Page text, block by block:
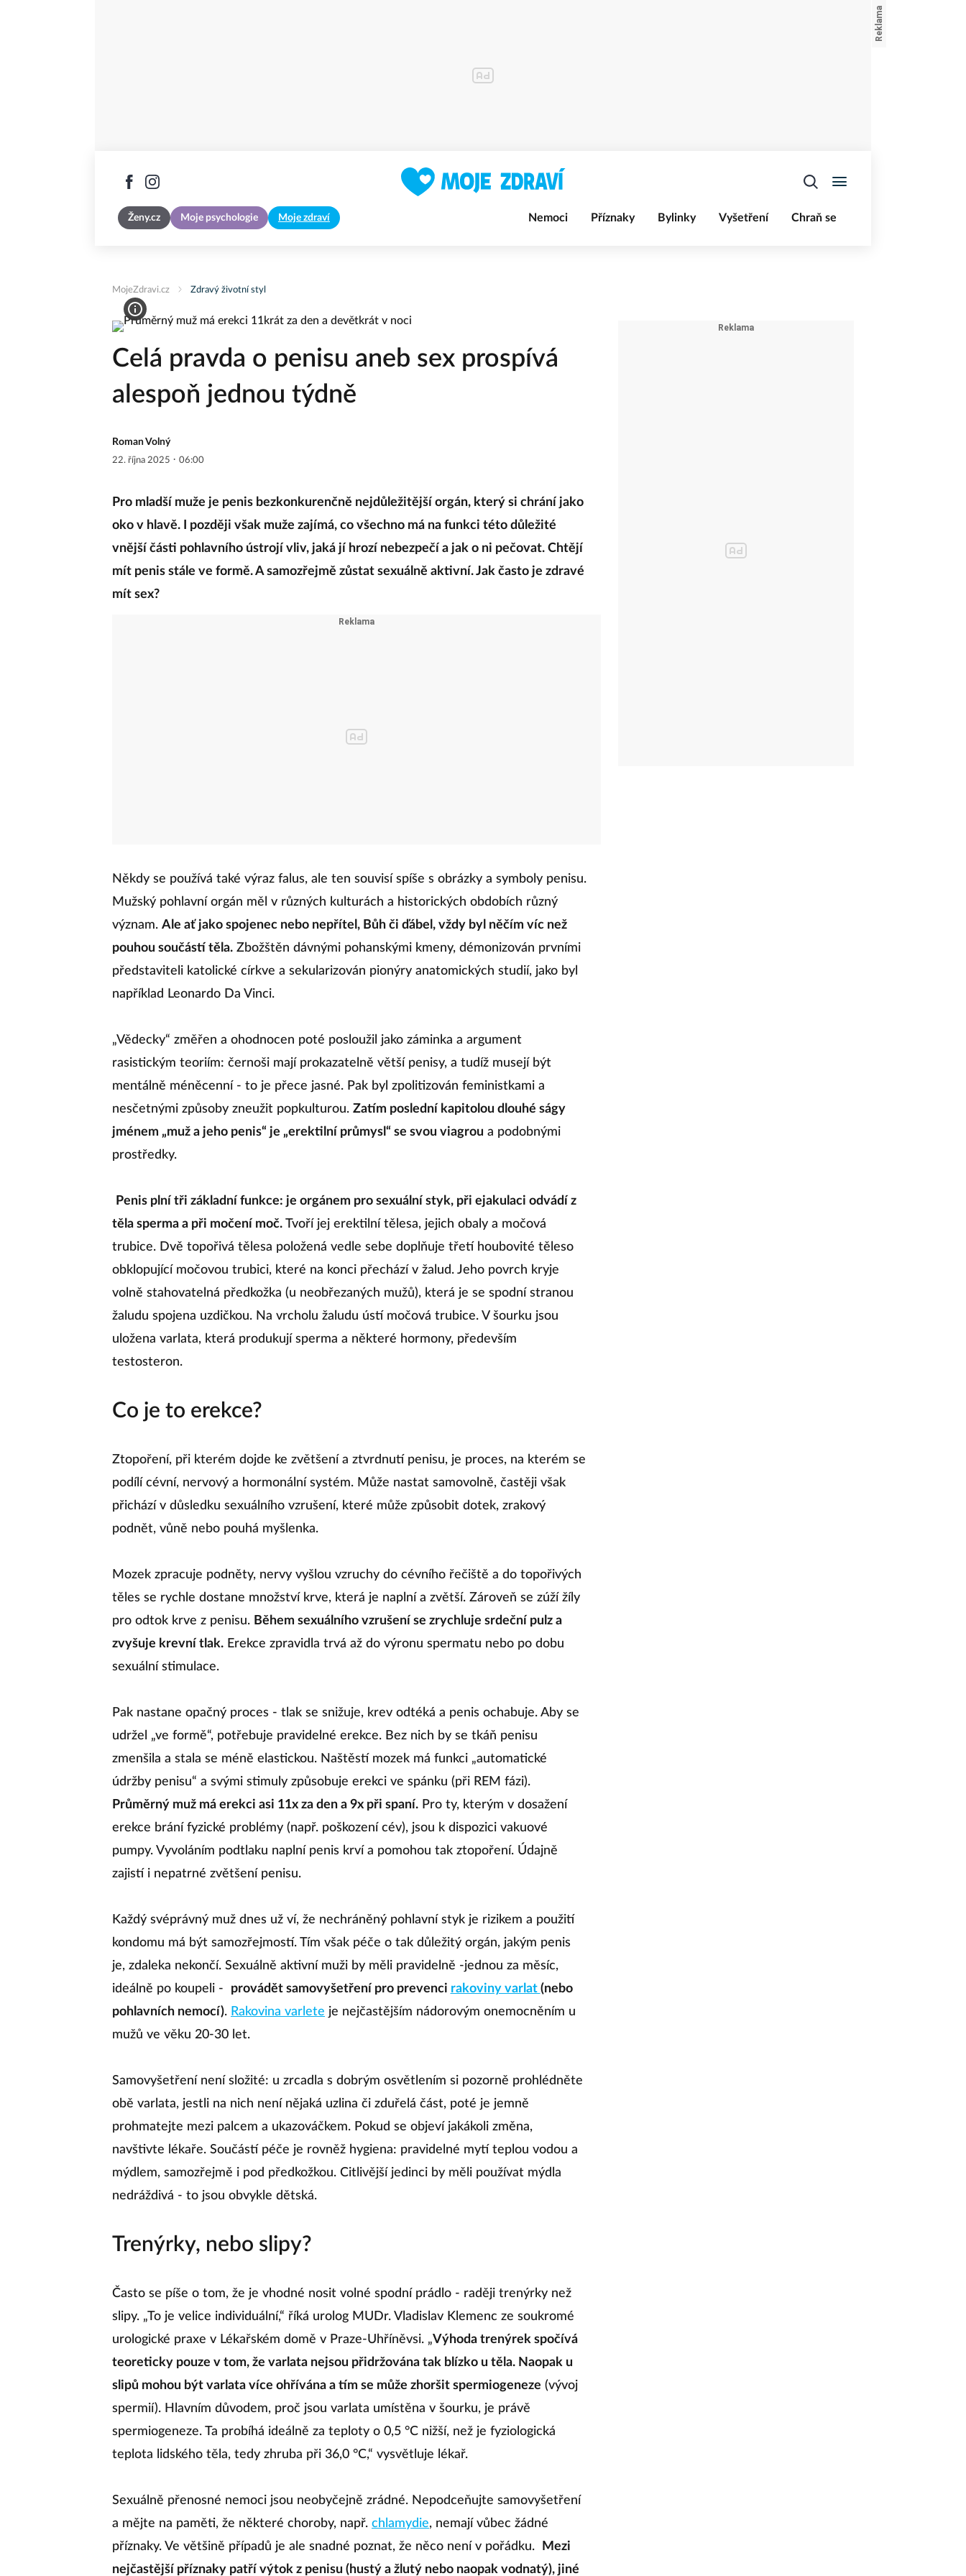
Ženy.cz Moje psychologie Moje zdraví Nemoci Příznaky Bylinky Vyšetření Chraň se
MojeZdravi.cz Zdravý životní styl
Celá pravda o penisu aneb sex prospívá
alespoň jednou týdně
Roman Volný
22. října 2025 · 06:00
Pro mladší muže je penis bezkonkurenčně nejdůležitější orgán, který si chrání jako
oko v hlavě. I později však muže zajímá, co všechno má na funkci této důležité
vnější části pohlavního ústrojí vliv, jaká jí hrozí nebezpečí a jak o ni pečovat. Chtějí
mít penis stále ve formě. A samozřejmě zůstat sexuálně aktivní. Jak často je zdravé
mít sex?
Někdy se používá také výraz falus, ale ten souvisí spíše s obrázky a symboly penisu.
Mužský pohlavní orgán měl v různých kulturách a historických obdobích různý
význam. Ale ať jako spojenec nebo nepřítel, Bůh či ďábel, vždy byl něčím víc než
pouhou součástí těla. Zbožštěn dávnými pohanskými kmeny, démonizován prvními
představiteli katolické církve a sekularizován pionýry anatomických studií, jako byl
například Leonardo Da Vinci.
„Vědecky“ změřen a ohodnocen poté posloužil jako záminka a argument
rasistickým teoriím: černoši mají prokazatelně větší penisy, a tudíž musejí být
mentálně méněcenní - to je přece jasné. Pak byl zpolitizován feministkami a
nesčetnými způsoby zneužit popkulturou. Zatím poslední kapitolou dlouhé ságy
jménem „muž a jeho penis“ je „erektilní průmysl“ se svou viagrou a podobnými
prostředky.
Penis plní tři základní funkce: je orgánem pro sexuální styk, při ejakulaci odvádí z
těla sperma a při močení moč. Tvoří jej erektilní tělesa, jejich obaly a močová
trubice. Dvě topořivá tělesa položená vedle sebe doplňuje třetí houbovité těleso
obklopující močovou trubici, které na konci přechází v žalud. Jeho povrch kryje
volně stahovatelná předkožka (u neobřezaných mužů), která je se spodní stranou
žaludu spojena uzdičkou. Na vrcholu žaludu ústí močová trubice. V šourku jsou
uložena varlata, která produkují sperma a některé hormony, především
testosteron.
Co je to erekce?
Ztopoření, při kterém dojde ke zvětšení a ztvrdnutí penisu, je proces, na kterém se
podílí cévní, nervový a hormonální systém. Může nastat samovolně, častěji však
přichází v důsledku sexuálního vzrušení, které může způsobit dotek, zrakový
podnět, vůně nebo pouhá myšlenka.
Mozek zpracuje podněty, nervy vyšlou vzruchy do cévního řečiště a do topořivých
těles se rychle dostane množství krve, která je naplní a zvětší. Zároveň se zúží žíly
pro odtok krve z penisu. Během sexuálního vzrušení se zrychluje srdeční pulz a
zvyšuje krevní tlak. Erekce zpravidla trvá až do výronu spermatu nebo po dobu
sexuální stimulace.
Pak nastane opačný proces - tlak se snižuje, krev odtéká a penis ochabuje. Aby se
udržel „ve formě“, potřebuje pravidelné erekce. Bez nich by se tkáň penisu
zmenšila a stala se méně elastickou. Naštěstí mozek má funkci „automatické
údržby penisu“ a svými stimuly způsobuje erekci ve spánku (při REM fázi).
Průměrný muž má erekci asi 11x za den a 9x při spaní. Pro ty, kterým v dosažení
erekce brání fyzické problémy (např. poškození cév), jsou k dispozici vakuové
pumpy. Vyvoláním podtlaku naplní penis krví a pomohou tak ztopoření. Údajně
zajistí i nepatrné zvětšení penisu.
Každý svéprávný muž dnes už ví, že nechráněný pohlavní styk je rizikem a použití
kondomu má být samozřejmostí. Tím však péče o tak důležitý orgán, jakým penis
je, zdaleka nekončí. Sexuálně aktivní muži by měli pravidelně -jednou za měsíc,
ideálně po koupeli -
provádět samovyšetření pro prevenci rakoviny varlat (nebo
pohlavních nemocí). Rakovina varlete je nejčastějším nádorovým onemocněním u
mužů ve věku 20-30 let.
Samovyšetření není složité: u zrcadla s dobrým osvětlením si pozorně prohlédněte
obě varlata, jestli na nich není nějaká uzlina či zduřelá část, poté je jemně
prohmatejte mezi palcem a ukazováčkem. Pokud se objeví jakákoli změna,
navštivte lékaře. Součástí péče je rovněž hygiena: pravidelné mytí teplou vodou a
mýdlem, samozřejmě i pod předkožkou. Citlivější jedinci by měli používat mýdla
nedráždivá - to jsou obvykle dětská.
Trenýrky, nebo slipy?
Často se píše o tom, že je vhodné nosit volné spodní prádlo - raději trenýrky než
slipy. „To je velice individuální,“ říká urolog MUDr. Vladislav Klemenc ze soukromé
urologické praxe v Lékařském domě v Praze-Uhříněvsi. „Výhoda trenýrek spočívá
teoreticky pouze v tom, že varlata nejsou přidržována tak blízko u těla. Naopak u
slipů mohou být varlata více ohřívána a tím se může zhoršit spermiogeneze (vývoj
spermií). Hlavním důvodem, proč jsou varlata umístěna v šourku, je právě
spermiogeneze. Ta probíhá ideálně za teploty o 0,5 °C nižší, než je fyziologická
teplota lidského těla, tedy zhruba při 36,0 °C,“ vysvětluje lékař.
Sexuálně přenosné nemoci jsou neobyčejně zrádné. Nepodceňujte samovyšetření
a mějte na paměti, že některé choroby, např. chlamydie, nemají vůbec žádné
příznaky. Ve většině případů je ale snadné poznat, že něco není v pořádku.
Mezi
nejčastější příznaky patří výtok z penisu (hustý a žlutý nebo naopak vodnatý), jiné